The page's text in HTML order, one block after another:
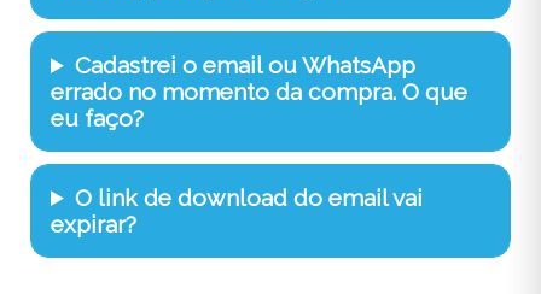
Cadastrei o email ou WhatsApp
errado no momento da compra. O que
eu faço?
O link de download do email vai
expirar?